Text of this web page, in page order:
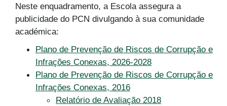
Neste enquadramento, a Escola assegura a
publicidade do PCN divulgando à sua comunidade
académica:
Plano de Prevenção de Riscos de Corrupção e
Infrações Conexas, 2026-2028
Plano de Prevenção de Riscos de Corrupção e
Infrações Conexas, 2016
Relatório de Avaliação 2018